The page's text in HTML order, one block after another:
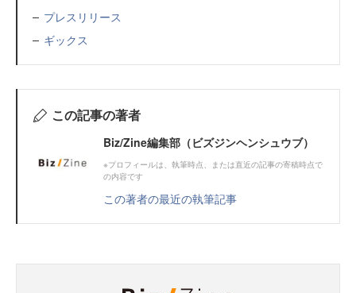
プレスリリース
ギックス
この記事の著者
Biz/Zine編集部（ビズジンヘンシュウブ）
※プロフィールは、執筆時点、または直近の記事の寄稿時点で
の内容です
この著者の最近の執筆記事